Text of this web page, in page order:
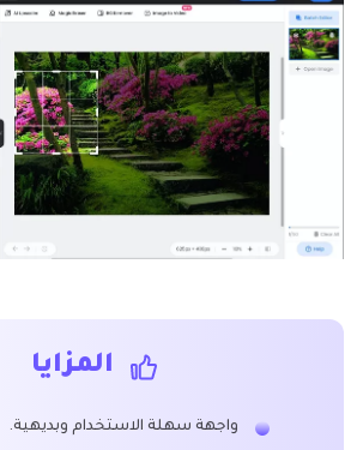
المزايا
واجهة سهلة الاستخدام وبديهية.